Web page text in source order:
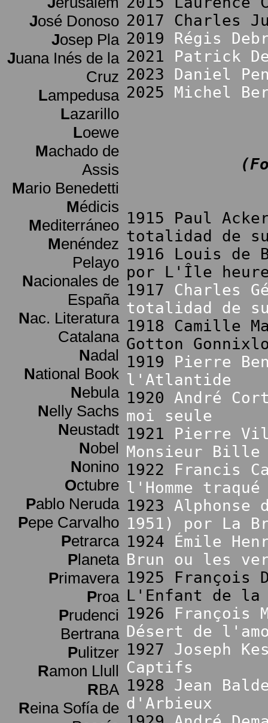
José Donoso
Josep Pla
Juana Inés de la
Cruz
Lampedusa
Lazarillo
Loewe
Machado de
Assis
Mario Benedetti
Médicis
Mediterráneo
Menéndez
Pelayo
Nacionales de
España
Nac. Literatura
Catalana
Nadal
National Book
Nebula
Nelly Sachs
Neustadt
Nobel
Nonino
Octubre
Pablo Neruda
Pepe Carvalho
Petrarca
Planeta
Primavera
Proa
Prudenci
Bertrana
Pulitzer
Ramon Llull
RBA
Reina Sofía de
2017 Charles
2019 Régis
2021 Patrick
2023 Daniel
2025 Michel
1915 Paul
totalidad de
1916 Louis de
por L'Île
1917 Charles
totalidad de
1918 Camille
Gotton
1919 Pierre
l'Atlantide
1920 André
moi seule
1921 Pierre
Monsieur Bille
1922 Francis
l'Homme traqué
1923 Alphonse
1951) por La
1924 Émile
Brun ou les
1925 François
L'Enfant de
1926 François
Désert de
1927 Joseph
Captifs
1928 Jean
d'Arbieux